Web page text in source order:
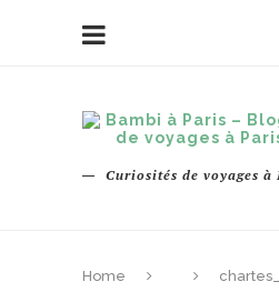
Curiosités de voyages
Home